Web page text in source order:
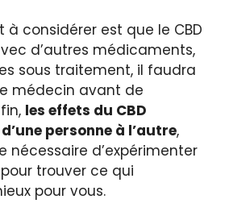
à considérer est que le CBD
d’autres médicaments,
sous traitement, il faudra
médecin avant de
les effets du CBD
personne à l’autre,
nécessaire d’expérimenter
trouver ce qui
pour vous.